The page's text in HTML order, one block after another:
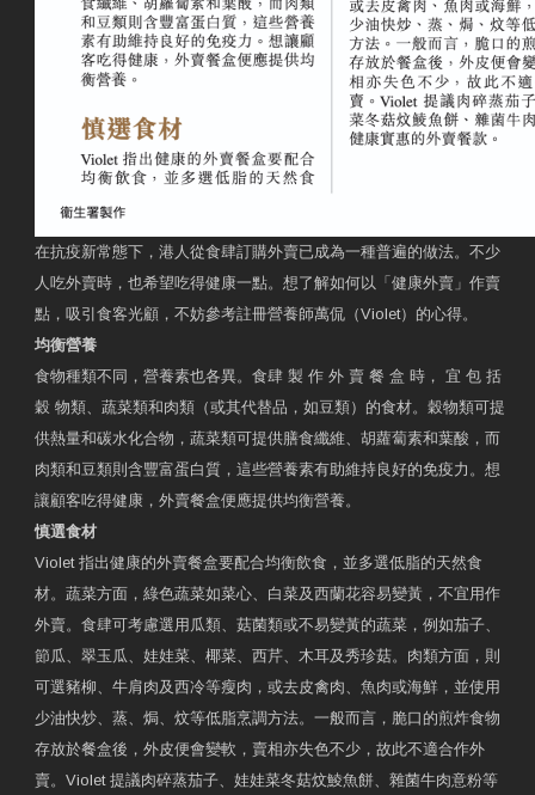
在抗疫新常態下，港人從食肆訂購外賣已成為一種普遍的做法。不少
人吃外賣時，也希望吃得健康一點。想了解如何以「健康外賣」作賣
點，吸引食客光顧，不妨參考註冊營養師萬侃（Violet）的心得。
均衡營養
食物種類不同，營養素也各異。食肆 製 作 外 賣 餐 盒 時， 宜 包 括
穀 物類、蔬菜類和肉類（或其代替品，如豆類）的食材。穀物類可提
供熱量和碳水化合物，蔬菜類可提供膳食纖維、胡蘿蔔素和葉酸，而
肉類和豆類則含豐富蛋白質，這些營養素有助維持良好的免疫力。想
讓顧客吃得健康，外賣餐盒便應提供均衡營養。
慎選食材
Violet 指出健康的外賣餐盒要配合均衡飲食，並多選低脂的天然食
材。蔬菜方面，綠色蔬菜如菜心、白菜及西蘭花容易變黃，不宜用作
外賣。食肆可考慮選用瓜類、菇菌類或不易變黃的蔬菜，例如茄子、
節瓜、翠玉瓜、娃娃菜、椰菜、西芹、木耳及秀珍菇。肉類方面，則
可選豬柳、牛肩肉及西冷等瘦肉，或去皮禽肉、魚肉或海鮮，並使用
少油快炒、蒸、焗、炆等低脂烹調方法。一般而言，脆口的煎炸食物
存放於餐盒後，外皮便會變軟，賣相亦失色不少，故此不適合作外
賣。Violet 提議肉碎蒸茄子、娃娃菜冬菇炆鯪魚餅、雜菌牛肉意粉等